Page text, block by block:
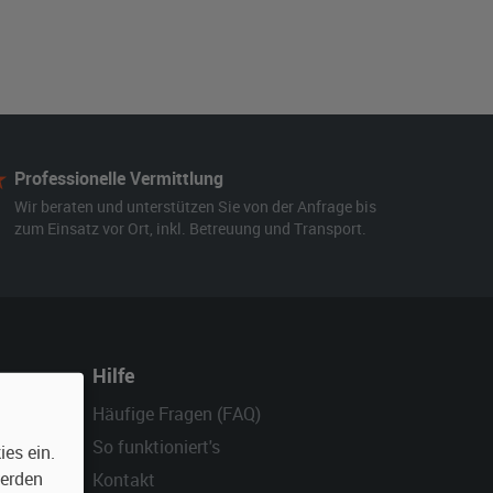
Professionelle Vermittlung
Wir beraten und unterstützen Sie von der Anfrage bis
zum Einsatz vor Ort, inkl. Betreuung und Transport.
Hilfe
Häufige Fragen (FAQ)
So funktioniert's
Kontakt
ein.